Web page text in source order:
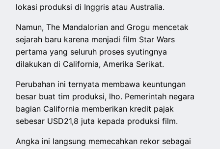
lokasi produksi di Inggris atau Australia.
Namun, The Mandalorian and Grogu mencetak
sejarah baru karena menjadi film Star Wars
pertama yang seluruh proses syutingnya
dilakukan di California, Amerika Serikat.
Perubahan ini ternyata membawa keuntungan
besar buat tim produksi, lho. Pemerintah negara
bagian California memberikan kredit pajak
sebesar USD21,8 juta kepada produksi film.
Angka ini langsung memecahkan rekor sebagai